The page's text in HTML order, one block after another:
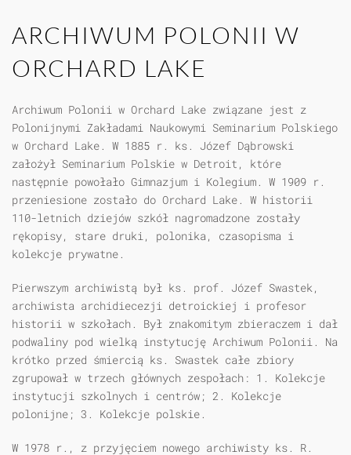
ARCHIWUM POLONII W
ORCHARD LAKE
Archiwum Polonii w Orchard Lake związane jest z
Polonijnymi Zakładami Naukowymi Seminarium Polskiego
w Orchard Lake. W 1885 r. ks. Józef Dąbrowski
założył Seminarium Polskie w Detroit, które
następnie powołało Gimnazjum i Kolegium. W 1909 r.
przeniesione zostało do Orchard Lake. W historii
110-letnich dziejów szkół nagromadzone zostały
rękopisy, stare druki, polonika, czasopisma i
kolekcje prywatne.
Pierwszym archiwistą był ks. prof. Józef Swastek,
archiwista archidiecezji detroickiej i profesor
historii w szkołach. Był znakomitym zbieraczem i dał
podwaliny pod wielką instytucję Archiwum Polonii. Na
krótko przed śmiercią ks. Swastek całe zbiory
zgrupował w trzech głównych zespołach: 1. Kolekcje
instytucji szkolnych i centrów; 2. Kolekcje
polonijne; 3. Kolekcje polskie.
W 1978 r., z przyjęciem nowego archiwisty ks. R.